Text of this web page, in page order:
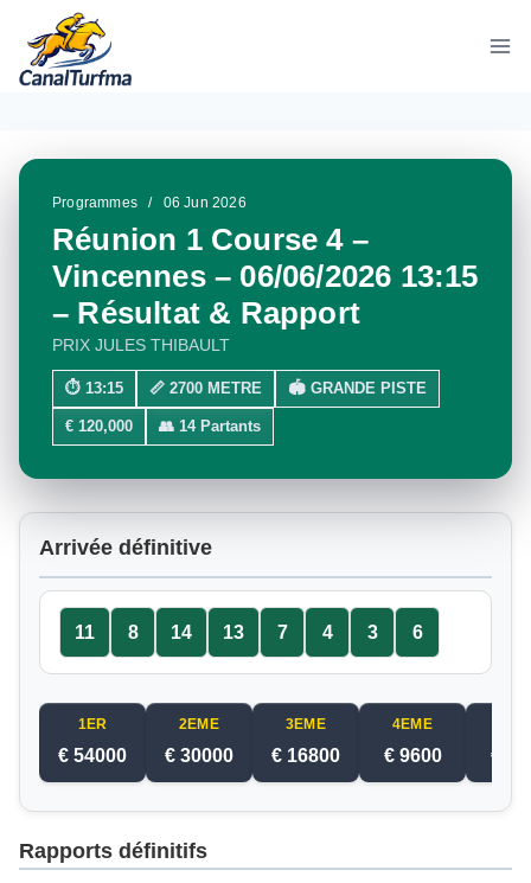
contenu
Programmes / 06 Jun 2026
Réunion 1 Course 4 –
Vincennes – 06/06/2026 13:15
– Résultat & Rapport
PRIX JULES THIBAULT
⏱ 13:15 📏 2700 METRE 🏟 GRANDE PISTE
€ 120,000 👥 14 Partants
Arrivée définitive
11 8 14 13 7 4 3 6
1ER
€ 54000
2EME
€ 30000
3EME
€ 16800
4EME
€ 9600 €
Rapports définitifs